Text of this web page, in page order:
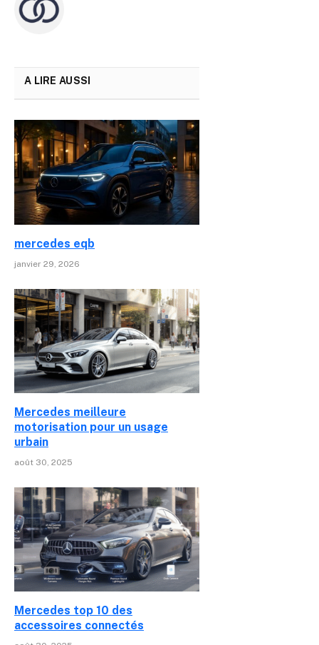
A LIRE AUSSI
mercedes eqb
janvier 29, 2026
Mercedes meilleure
motorisation pour un usage
urbain
août 30, 2025
Mercedes top 10 des
accessoires connectés